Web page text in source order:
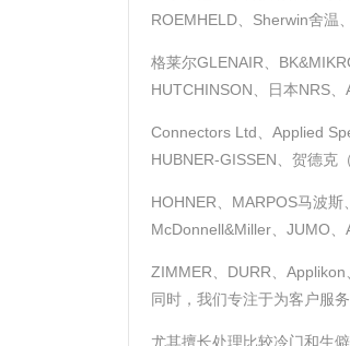
ROEMHELD、Sherwin舍温
格莱尔GLENAIR、
HUTCHINSON、日本NRS、
Connectors Ltd、Applied
HUBNER-GISSEN、贺德克
HOHNER、MARPOS马波
McDonnell&Miller、JUMO、
ZIMMER、DURR、
同时，我们专注于为客户服务
尤其擅长处理比较冷门和生